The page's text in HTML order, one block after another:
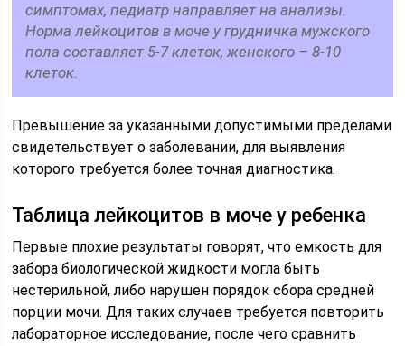
симптомах, педиатр направляет на анализы.
Норма лейкоцитов в моче у грудничка мужского
пола составляет 5-7 клеток, женского – 8-10
клеток.
Превышение за указанными допустимыми пределами
свидетельствует о заболевании, для выявления
которого требуется более точная диагностика.
Таблица лейкоцитов в моче у ребенка
Первые плохие результаты говорят, что емкость для
забора биологической жидкости могла быть
нестерильной, либо нарушен порядок сбора средней
порции мочи. Для таких случаев требуется повторить
лабораторное исследование, после чего сравнить